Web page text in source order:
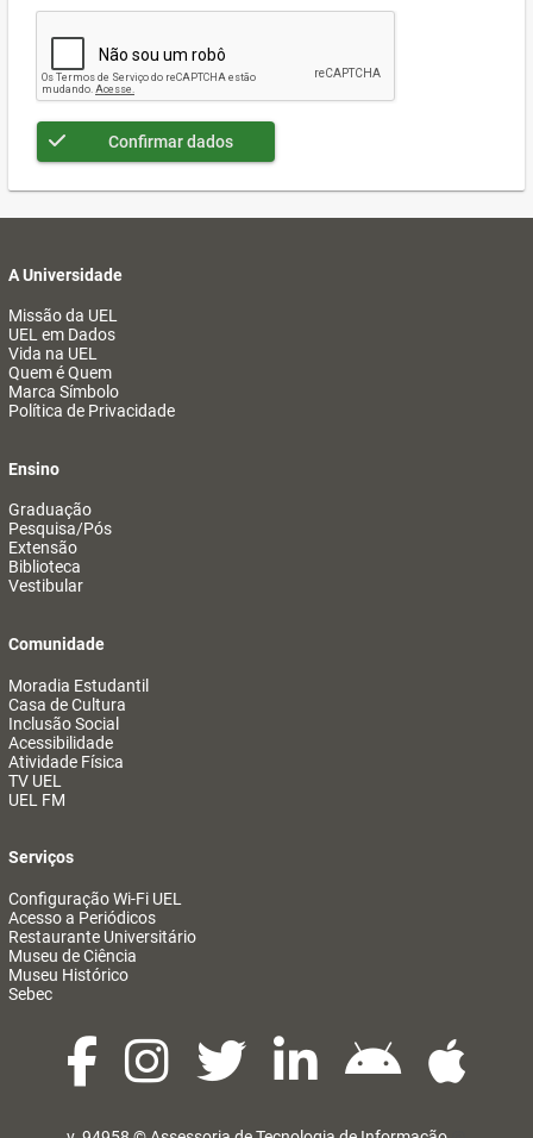
Confirmar dados
A Universidade
Missão da UEL
UEL em Dados
Vida na UEL
Quem é Quem
Marca Símbolo
Política de Privacidade
Ensino
Graduação
Pesquisa/Pós
Extensão
Biblioteca
Vestibular
Comunidade
Moradia Estudantil
Casa de Cultura
Inclusão Social
Acessibilidade
Atividade Física
TV UEL
UEL FM
Serviços
Configuração Wi-Fi UEL
Acesso a Periódicos
Restaurante Universitário
Museu de Ciência
Museu Histórico
Sebec